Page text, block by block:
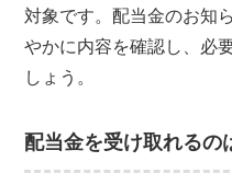
対象です。配当金のお知
やかに内容を確認し、必
しょう。
配当金を受け取れるの